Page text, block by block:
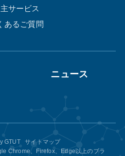
サービス
あるご質問
ニュース
GTUT
サイトマップ
Chrome、Firefox、Edge以上のブラ